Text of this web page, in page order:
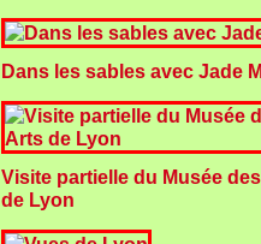
Dans les sables avec Jade
Visite partielle du Musée
de Lyon